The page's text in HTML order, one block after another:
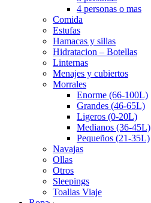
4 personas o mas
Comida
Estufas
Hamacas y sillas
Hidratacion – Botellas
Linternas
Menajes y cubiertos
Morrales
Enorme (66-100L)
Grandes (46-65L)
Ligeros (0-20L)
Medianos (36-45L)
Pequeños (21-35L)
Navajas
Ollas
Otros
Sleepings
Toallas Viaje